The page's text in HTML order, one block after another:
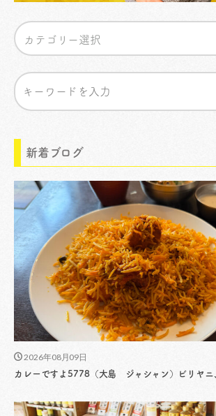
新着ブログ
2026年08月09日
カレーですよ5778（大島 ジャシャン）ビリヤニ